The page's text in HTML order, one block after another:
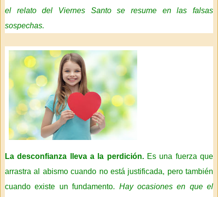
el relato del Viernes Santo se resume en las falsas
sospechas.
La desconfianza lleva a la perdición.Es una fuerza que
arrastra al abismo cuando no está justificada, pero también
cuando existe un fundamento. Hay ocasiones en que el